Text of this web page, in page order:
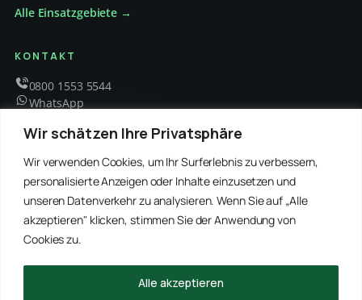
Wir schätzen Ihre Privatsphäre
Wir verwenden Cookies, um Ihr Surferlebnis zu verbessern,
personalisierte Anzeigen oder Inhalte einzusetzen und
unseren Datenverkehr zu analysieren. Wenn Sie auf „Alle
akzeptieren" klicken, stimmen Sie der Anwendung von
Cookies zu.
Alle akzeptieren
Alle Einsatzgebiete →
KONTAKT
0800 1553 5544
WhatsApp
Mo – Fr 8 – 18 Uhr
EMPFOHLENE PARTNER
WinRei24 Dienstleistungen
Winterdienst Profi NRW
Winterdienst Niedersachsen
Winterdienst Hansa
Winterdienst Freitag